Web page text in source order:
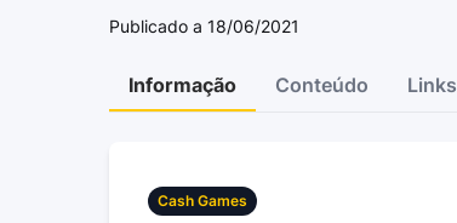
Publicado a 18/06/2021
Informação Conteúdo Links
Cash Games